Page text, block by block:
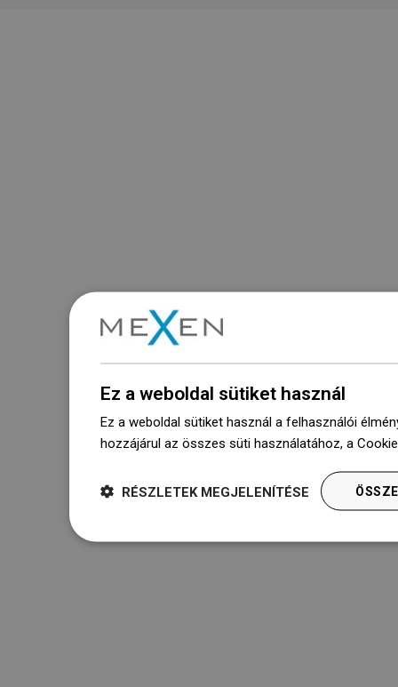
Ez a weboldal sütiket használ
Ez a weboldal sütiket használ a felhasználói
hozzájárul az összes süti használatához, a
RÉSZLETEK MEGJELENÍTÉSE